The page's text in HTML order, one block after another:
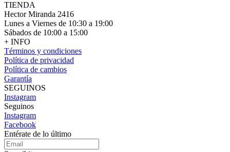
TIENDA
Hector Miranda 2416
Lunes a Viernes de 10:30 a 19:00
Sábados de 10:00 a 15:00
+ INFO
Términos y condiciones
Política de privacidad
Política de cambios
Garantía
SEGUINOS
Instagram
Seguinos
Instagram
Facebook
Entérate de lo último